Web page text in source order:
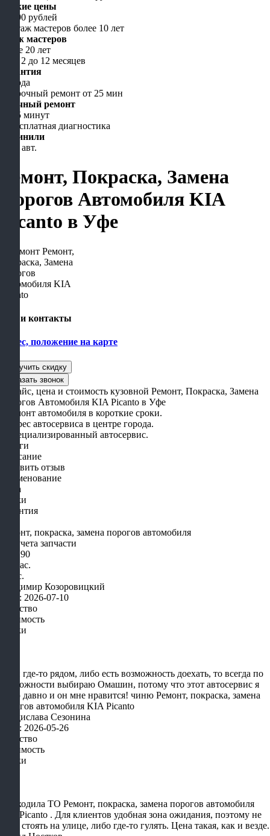
Низкие цены
от 490 рублей
Стаж мастеров
более 20 лет
Гарантия
до года
Срочный ремонт
от 15 минут
Починили
5000 авт.
Ремонт, Покраска, Замена
Порогов Автомобиля KIA
Picanto в Уфе
Наши контакты
Адрес, положение на карте
- Прайс, цена и стоимость кузовной Ремонт, Покраска, Замена
Порогов Автомобиля KIA Picanto в Уфе
- Ремонт автомобиля в короткие сроки.
- Адрес автосервиса в центре города.
- Специализированный автосервис.
Услуги
Описание
Оставить отзыв
Наименование
Цена
Сроки
Гарантия
Ремонт, покраска, замена порогов автомобиля
Без учета запчасти
от 1190
1-3 час.
2 мес.
Владимир Козоровицкий
Дата: 2026-07-10
Качество
Стоимость
Сроки
Если где-то рядом, либо есть возможность доехать, то всегда по
возможности выбираю Омашин, потому что этот автосервис я
знаю давно и он мне нравится! чиню Ремонт, покраска, замена
порогов автомобиля KIA Picanto
Владислава Сезонина
Дата: 2026-05-26
Качество
Стоимость
Сроки
Проходила ТО Ремонт, покраска, замена порогов автомобиля
KIA Picanto . Для клиентов удобная зона ожидания, поэтому не
надо стоять на улице, либо где-то гулять. Цена такая, как и везде.